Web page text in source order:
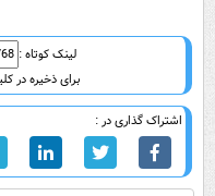
لینک کوتاه :
برای ذخیره در
اشتراک گذاری در :